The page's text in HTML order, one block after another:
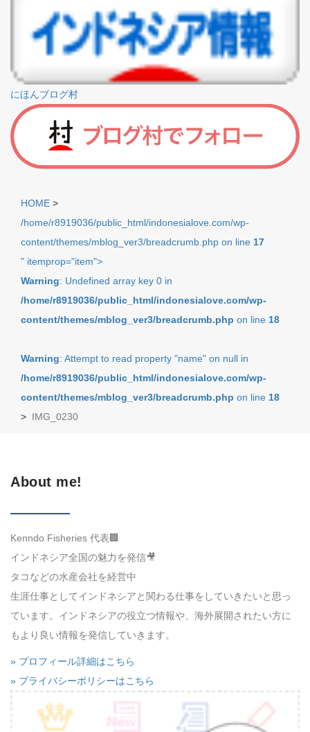
にほんブログ村
HOME >
/home/r8919036/public_html/indonesialove.com/wp-
content/themes/mblog_ver3/breadcrumb.php on line 17
" itemprop="item">
Warning: Undefined array key 0 in
/home/r8919036/public_html/indonesialove.com/wp-
content/themes/mblog_ver3/breadcrumb.php on line 18
Warning: Attempt to read property "name" on null in
/home/r8919036/public_html/indonesialove.com/wp-
content/themes/mblog_ver3/breadcrumb.php on line 18
> IMG_0230
About me!
Kenndo Fisheries 代表🏢
インドネシア全国の魅力を発信🎥
タコなどの水産会社を経営中
生涯仕事としてインドネシアと関わる仕事をしていきたいと思っ
ています。インドネシアの役立つ情報や、海外展開されたい方に
もより良い情報を発信していきます。
» プロフィール詳細はこちら
» プライバシーポリシーはこちら